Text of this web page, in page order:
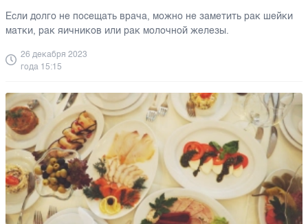
Если долго не посещать врача, можно не заметить рак шейки
матки, рак яичников или рак молочной железы.
26 декабря 2023
года 15:15